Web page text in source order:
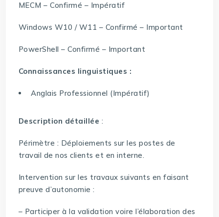
MECM – Confirmé – Impératif
Windows W10 / W11 – Confirmé – Important
PowerShell – Confirmé – Important
Connaissances linguistiques :
Anglais Professionnel (Impératif)
Description détaillée :
Périmètre : Déploiements sur les postes de
travail de nos clients et en interne.
Intervention sur les travaux suivants en faisant
preuve d’autonomie :
– Participer à la validation voire l’élaboration des